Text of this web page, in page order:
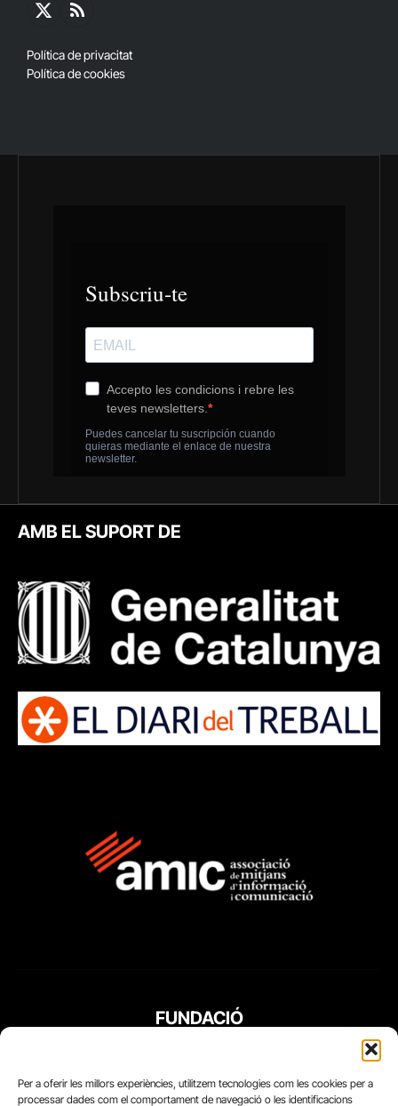
Per a oferir les millors experiències, utilitzem tecnologies com les cookies per a
processar dades com el comportament de navegació o les identificacions
X
RSS
Política de privacitat
Política de cookies
AMB EL SUPORT DE
FUNDACIÓ